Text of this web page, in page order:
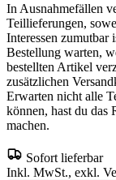
In Ausnahmefällen
Teillieferungen,
Interessen zumutbar
Bestellung warten,
bestellten Artikel
zusätzlichen
Erwarten nicht alle
können, hast du das
machen.
Sofort lieferbar
Inkl. MwSt., exkl.